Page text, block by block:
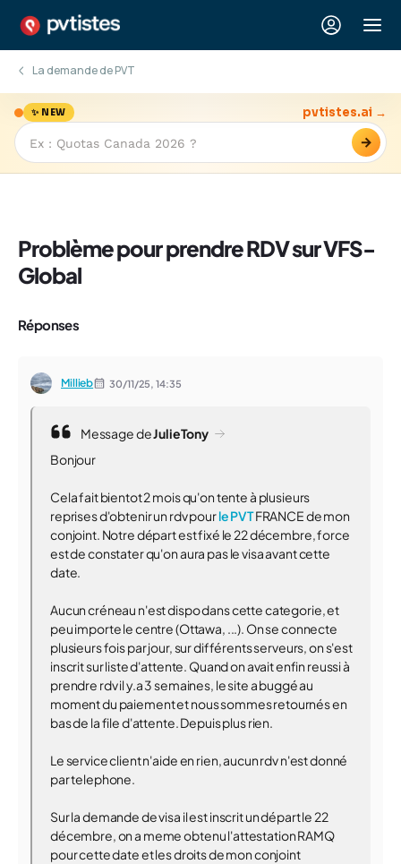
La demande de PVT
✨ NEW
→
pvtistes.ai →
Problème pour prendre RDV sur VFS-
Global
Réponses
Millieb 30/11/25,14:35
Message deJulieTony
Bonjour
Cela fait bientot 2 mois qu'on tente à plusieurs
reprises d'obtenir un rdv pourle PVTFRANCE de mon
conjoint. Notre départ est fixé le 22 décembre, force
est de constater qu'on aura pas le visa avant cette
date.
Aucun créneau n'est dispo dans cette categorie, et
peu importe le centre (Ottawa, ...). On se connecte
plusieurs fois par jour, sur différents serveurs, on s'est
inscrit sur liste d'attente. Quand on avait enfin reussi à
prendre rdv il y.a 3 semaines, le site a buggé au
moment du paiement et nous sommes retournés en
bas de la file d'attente. Depuis plus rien.
Le service client n'aide en rien, aucun rdv n'est donné
par telephone.
Sur la demande de visa il est inscrit un départ le 22
décembre, on a meme obtenu l'attestation RAMQ
pour cette date et les droits de mon conjoint